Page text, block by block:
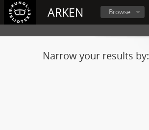
ARKEN Browse
Narrow your results by: